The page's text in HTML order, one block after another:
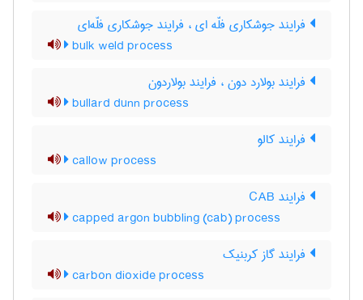
فرایند جوشکاری فلّه ای ، فرایند جوشکاری فلّه‌ای
bulk weld process
فرایند بولارد دون ، فرایند بولاردون
bullard dunn process
فرایند کالو
callow process
فرایند CAB
capped argon bubbling (cab) process
فرایند گاز کربنیک
carbon dioxide process